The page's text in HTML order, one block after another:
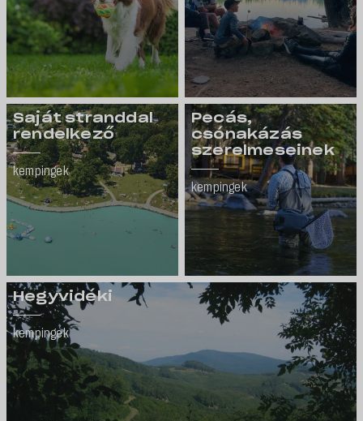
Saját stranddal
rendelkező
kempingek
Pecás,
csónakázás
szerelmeseinek
kempingek
Hegyvidéki
kempingek